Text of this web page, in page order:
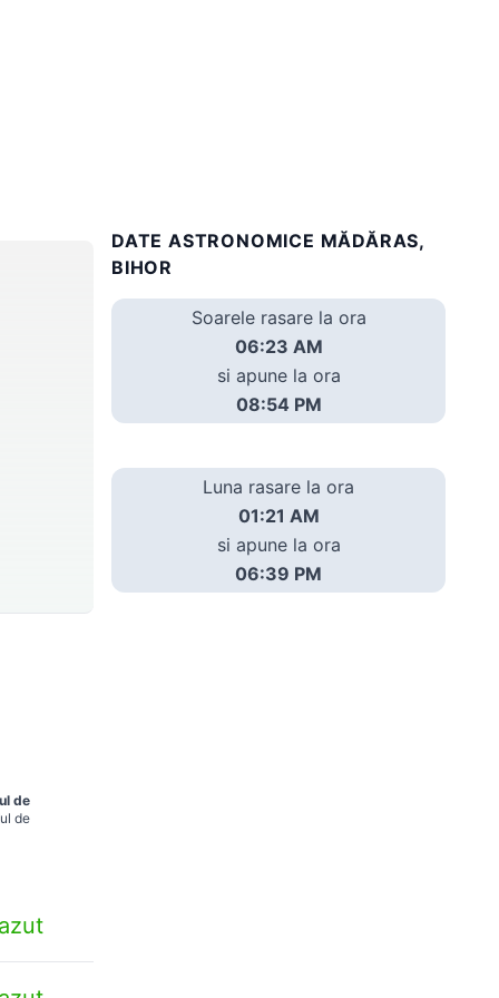
de
de
DATE ASTRONOMICE MĂDĂRAS,
BIHOR
Soarele rasare la ora
06:23 AM
si apune la ora
08:54 PM
Luna rasare la ora
01:21 AM
si apune la ora
06:39 PM